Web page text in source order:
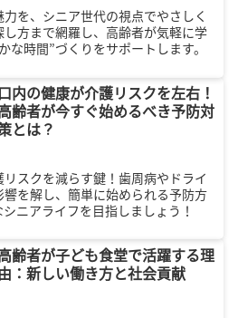
を、シニア世代の視点でやさしく
方まで網羅し、高齢者が気軽に学
な時間”づくりをサポートします。
口内の健康が介護リスクを左右！
齢者が今すぐ始めるべき予防対
とは？
スクを減らす鍵！歯周病やドライ
を解し、簡単に始められる予防方
ニアライフを目指しましょう！
齢者が子ども食堂で活躍する理
：新しい働き方と社会貢献